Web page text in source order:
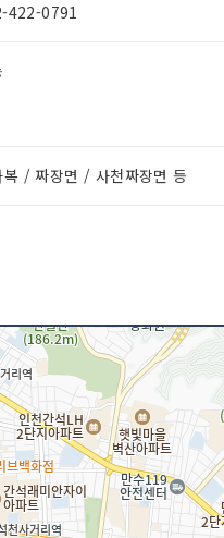
422-0791
복 / 짜장면 / 사천짜장면 등